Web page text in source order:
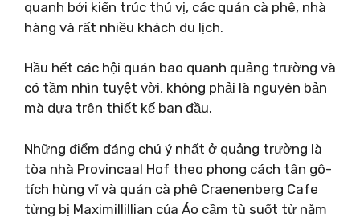
quanh bởi kiến ​​trúc thú vị, các quán cà phê, nhà
hàng và rất nhiều khách du lịch.
Hầu hết các hội quán bao quanh quảng trường và
có tầm nhìn tuyệt vời, không phải là nguyên bản
mà dựa trên thiết kế ban đầu.
Những điểm đáng chú ý nhất ở quảng trường là
tòa nhà Provincaal Hof theo phong cách tân gô-
tích hùng vĩ và quán cà phê Craenenberg Cafe
từng bị Maximillillian của Áo cầm tù suốt từ năm